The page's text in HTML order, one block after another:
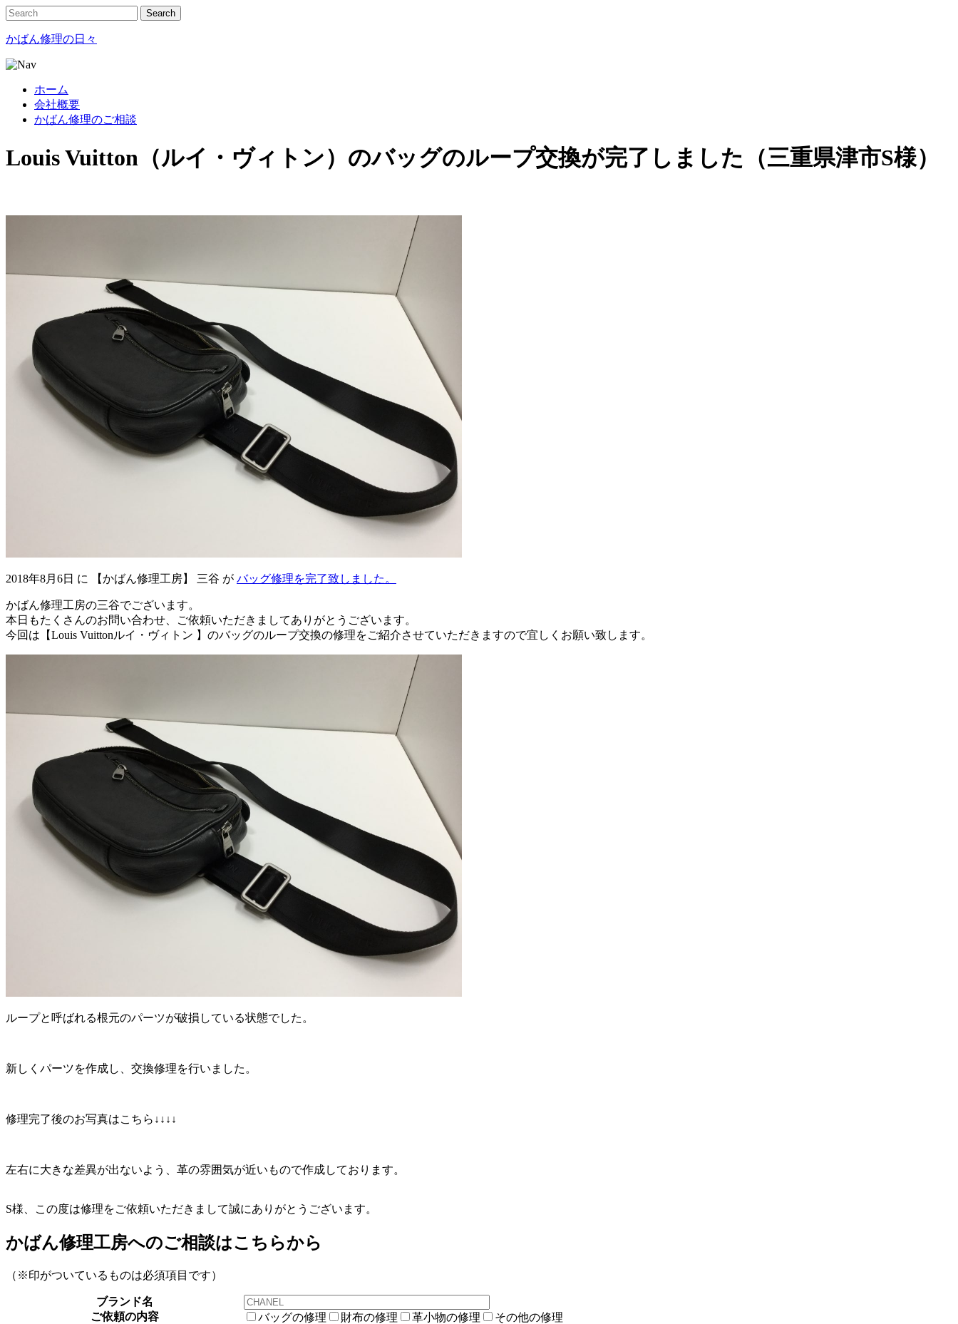
かばん修理の日々
ホーム
会社概要
かばん修理のご相談
Louis Vuitton（ルイ・ヴィトン）のバッグのループ交換が完了しました（三重県津市S様）
2018年8月6日 に 【かばん修理工房】 三谷 が バッグ修理を完了致しました。
かばん修理工房の三谷でございます。
本日もたくさんのお問い合わせ、ご依頼いただきましてありがとうございます。
今回は【Louis Vuittonルイ・ヴィトン 】のバッグのループ交換の修理をご紹介させていただきますので宜しくお願い致します。
ループと呼ばれる根元のパーツが破損している状態でした。
新しくパーツを作成し、交換修理を行いました。
修理完了後のお写真はこちら↓↓↓↓
左右に大きな差異が出ないよう、革の雰囲気が近いもので作成しております。
S様、この度は修理をご依頼いただきまして誠にありがとうございます。
かばん修理工房へのご相談はこちらから
（※印がついているものは必須項目です）
ブランド名
ご依頼の内容
バッグの修理 財布の修理 革小物の修理
その他の修理